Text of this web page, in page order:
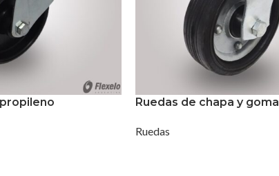
Ruedas de chapa y goma
Ruedas